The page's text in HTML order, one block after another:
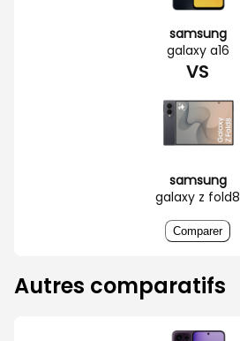
samsung
galaxy a16
VS
samsung
galaxy z fold8
Comparer
Autres comparatifs